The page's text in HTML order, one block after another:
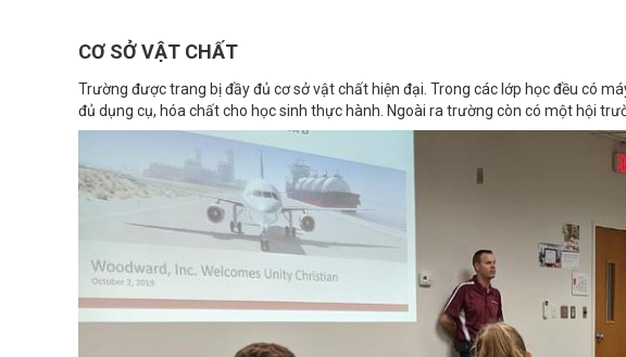
CƠ SỞ VẬT CHẤT
Trường được trang bị đầy đủ cơ sở vật chất hiện đại. Trong các lớp học đều có
đủ dụng cụ, hóa chất cho học sinh thực hành. Ngoài ra trường còn có một hội